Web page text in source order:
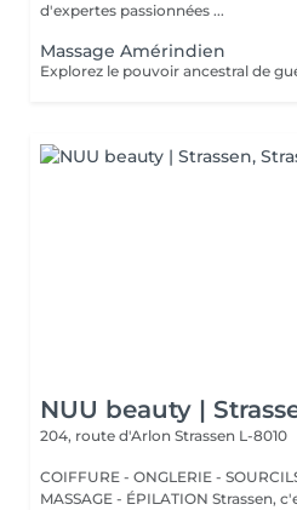
d'expertes passionnées ...
Massage Amérindien
NUU beauty |
204, route d'Arlon Strassen L-8010
COIFFURE - ONGLERIE -
MASSAGE - ÉPILATION Strassen, c'est NUU dans sa version la